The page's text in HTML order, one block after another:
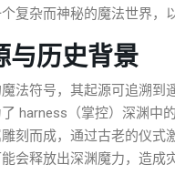
复杂而神秘的魔法世界，
与历史背景
法符号，其起源可追溯到
harness（掌控）深渊中
刻而成，通过古老的仪式
会释放出深渊魔力，造成